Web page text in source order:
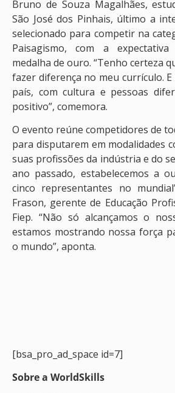
Bruno de Souza Magalhães,
São José dos Pinhais, último a
selecionado para competir na
Paisagismo, com a
medalha de ouro. “Tenho certeza
fazer diferença no meu currículo.
país, com cultura e pessoas
positivo”, comemora.
O evento reúne competidores de
para disputarem em modalidades
suas profissões da indústria e do
ano passado, estabelecemos a
cinco representantes no
Frason, gerente de Educação
Fiep. “Não só alcançamos o
estamos mostrando nossa força
o mundo”, aponta.
[bsa_pro_ad_space id=7]
Sobre a WorldSkills